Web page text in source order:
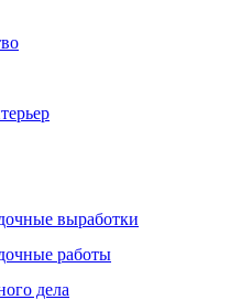
выработки
работы
дела